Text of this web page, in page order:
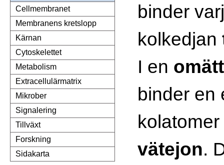
Cellmembranet
Membranens kretslopp
Kärnan
Cytoskelettet
Metabolism
Extracellulärmatrix
Mikrober
Signalering
Tillväxt
Forskning
Sidakarta
binder
kolkedjan
I en
binder en
kolatomer
vätejon.